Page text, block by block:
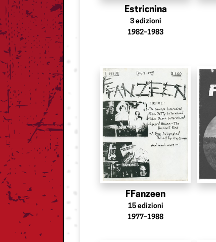
Estricnina
3 edizioni
1982–1983
FFanzeen
15 edizioni
1977–1988